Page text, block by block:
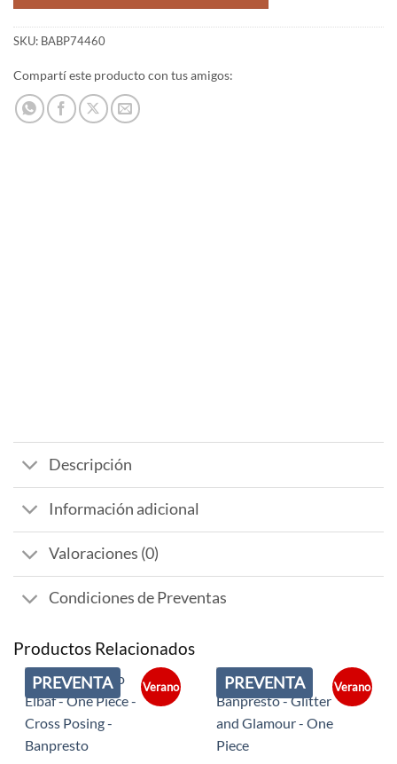
SKU: BABP74460
Compartí este producto con tus amigos:
Descripción
Información adicional
Valoraciones (0)
Condiciones de Preventas
Productos Relacionados
PREVENTA Verano PREVENTA Verano